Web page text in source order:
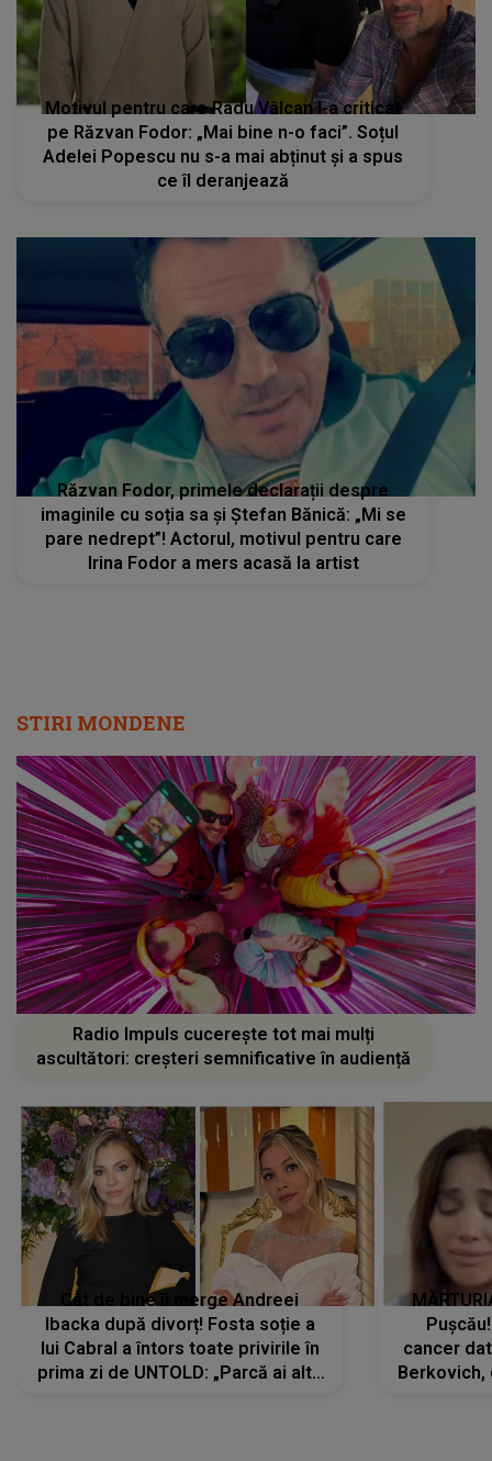
Motivul pentru care Radu Vâlcan l-a criticat
pe Răzvan Fodor: „Mai bine n-o faci”. Soțul
Adelei Popescu nu s-a mai abținut și a spus
ce îl deranjează
Răzvan Fodor, primele declarații despre
imaginile cu soția sa și Ștefan Bănică: „Mi se
pare nedrept”! Actorul, motivul pentru care
Irina Fodor a mers acasă la artist
STIRI MONDENE
Radio Impuls cucerește tot mai mulți
ascultători: creșteri semnificative în audiență
Cât de bine îi merge Andreei
Ibacka după divorț! Fosta soție a
lui Cabral a întors toate privirile în
prima zi de UNTOLD: „Parcă ai altă
cancer
Berkovich,